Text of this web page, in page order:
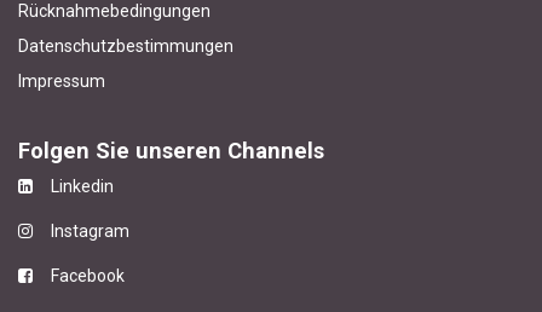
Rücknahmebedingungen
Datenschutzbestimmungen
Impressum
Folgen Sie unseren Channels
Linkedin
Instagram
Facebook